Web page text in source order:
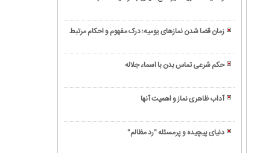
زمان قضا شدن نمازهای یومیه؛ درک مفهوم و احکام مرتبط
حکم شرعی تماس بدن با اسماء جلاله
آداب ظاهری نماز و اهمیت آنها
دنیای پیچیده و پرمسئله "رد مظالم"